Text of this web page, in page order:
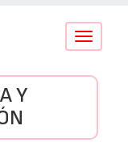
Conmutar
Y